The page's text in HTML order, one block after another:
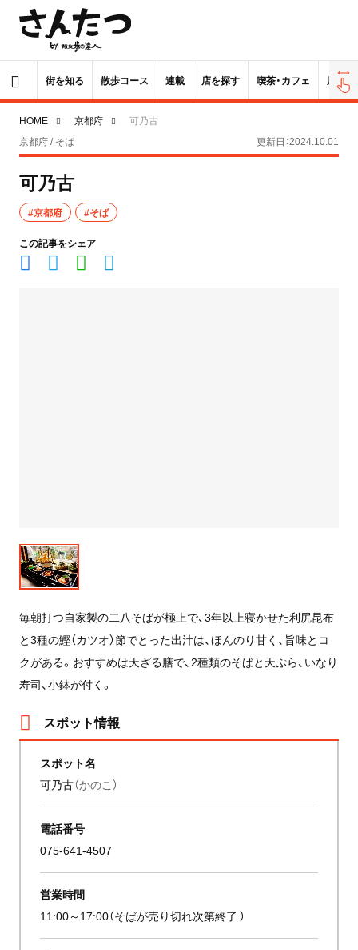
街を知る 散歩コース 連載 店を探す 喫茶・カフェ 居酒屋
HOME 京都府
可乃古
京都府 / そば
更新日：2024.10.01
可乃古
#京都府 #そば
この記事をシェア
毎朝打つ自家製の二八そばが極上で、3年以上寝かせた利尻昆布
と3種の鰹（カツオ）節でとった出汁は、ほんのり甘く、旨味とコ
クがある。おすすめは天ざる膳で、2種類のそばと天ぷら、いなり
寿司、小鉢が付く。
スポット情報
スポット名
可乃古（かのこ）
電話番号
075-641-4507
営業時間
11:00～17:00（そばが売り切れ次第終了 ）